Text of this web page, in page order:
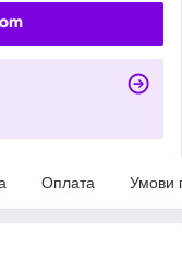
Оплата Умови